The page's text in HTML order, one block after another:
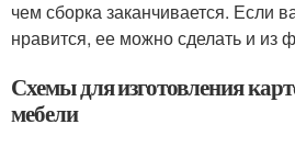
чем сборка заканчивается. Если
нравится, ее можно сделать и из
Схемы для изготовления
мебели